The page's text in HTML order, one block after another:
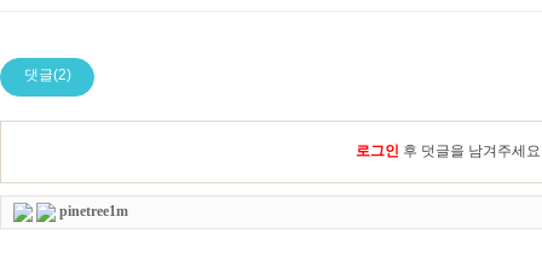
댓글(2)
로그인 후 덧글을 남겨주세요
pinetree1m